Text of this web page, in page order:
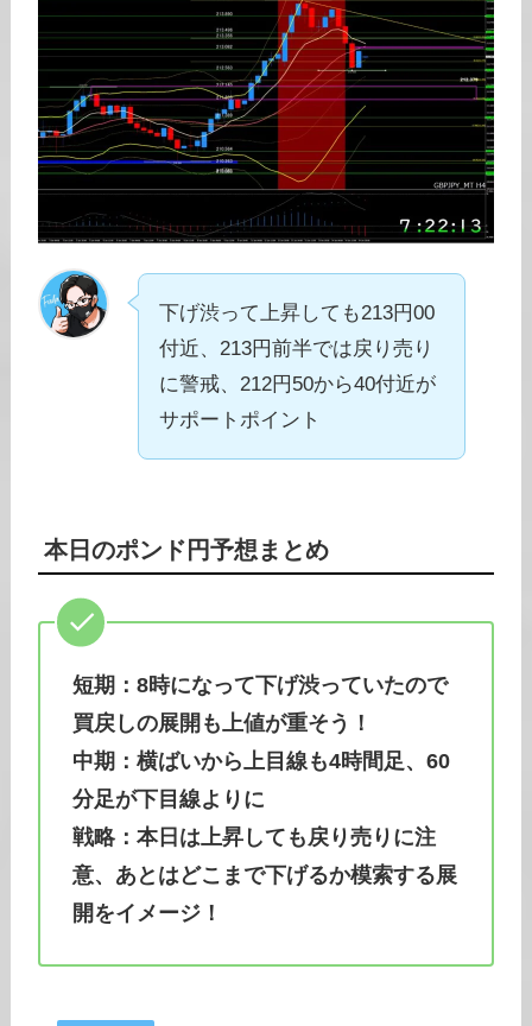
下げ渋って上昇しても213円00
付近、213円前半では戻り売り
に警戒、212円50から40付近が
サポートポイント
本日のポンド円予想まとめ
短期：8時になって下げ渋っていたので
買戻しの展開も上値が重そう！
中期：横ばいから上目線も4時間足、60
分足が下目線よりに
戦略：本日は上昇しても戻り売りに注
意、あとはどこまで下げるか模索する展
開をイメージ！